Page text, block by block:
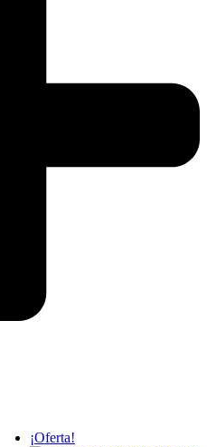
¡Oferta!